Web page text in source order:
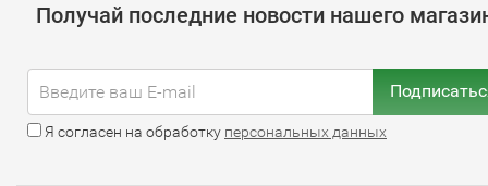
Получай последние новости нашего
Я согласен на обработку персональных данных